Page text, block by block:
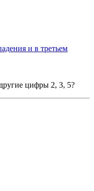
и в третьем
цифры 2, 3, 5?